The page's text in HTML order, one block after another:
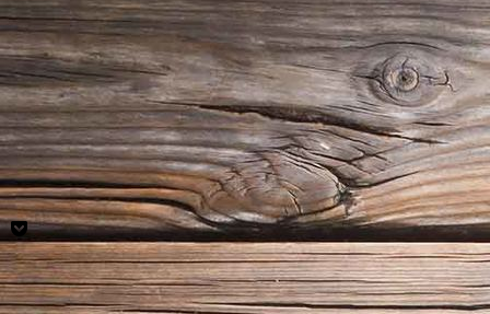
csm_verpackung_fahrenlernen_e4926566a0